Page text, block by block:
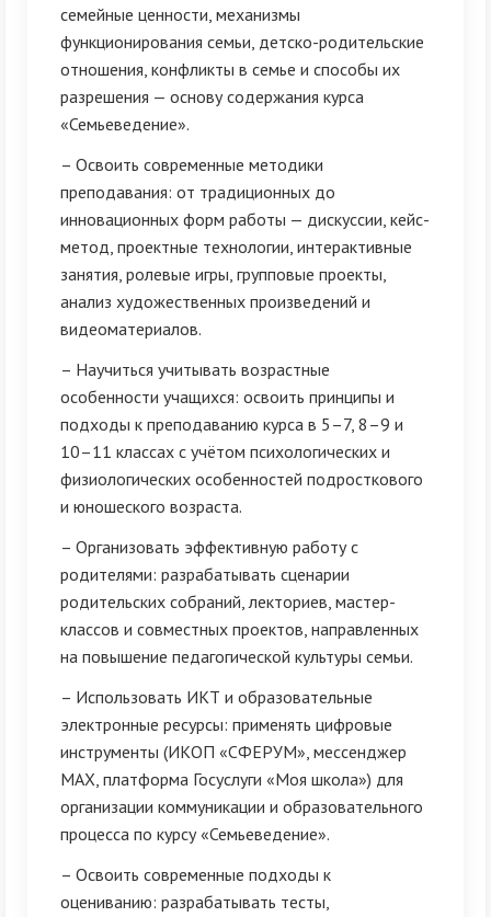
семейные ценности, механизмы
функционирования семьи, детско-родительские
отношения, конфликты в семье и способы их
разрешения — основу содержания курса
«Семьеведение».
– Освоить современные методики
преподавания: от традиционных до
инновационных форм работы — дискуссии, кейс-
метод, проектные технологии, интерактивные
занятия, ролевые игры, групповые проекты,
анализ художественных произведений и
видеоматериалов.
– Научиться учитывать возрастные
особенности учащихся: освоить принципы и
подходы к преподаванию курса в 5–7, 8–9 и
10–11 классах с учётом психологических и
физиологических особенностей подросткового
и юношеского возраста.
– Организовать эффективную работу с
родителями: разрабатывать сценарии
родительских собраний, лекториев, мастер-
классов и совместных проектов, направленных
на повышение педагогической культуры семьи.
– Использовать ИКТ и образовательные
электронные ресурсы: применять цифровые
инструменты (ИКОП «СФЕРУМ», мессенджер
MAX, платформа Госуслуги «Моя школа») для
организации коммуникации и образовательного
процесса по курсу «Семьеведение».
– Освоить современные подходы к
оцениванию: разрабатывать тесты,